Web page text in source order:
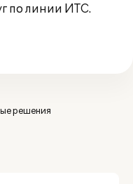
по линии ИТС.
решения